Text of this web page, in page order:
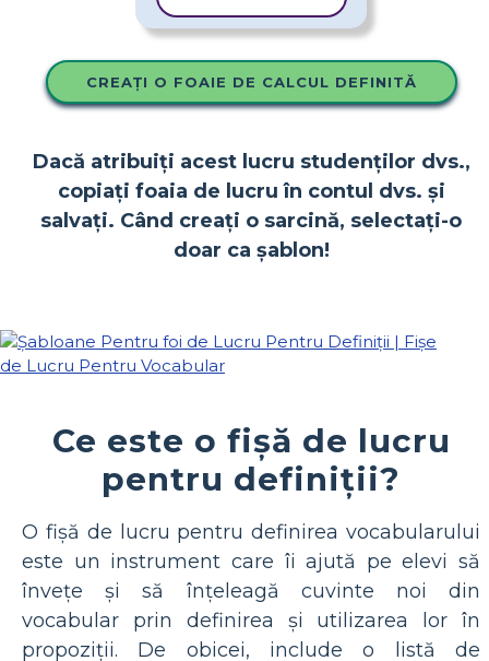
CREAȚI O FOAIE DE CALCUL DEFINITĂ
Dacă atribuiți acest lucru studenților dvs.,
copiați foaia de lucru în contul dvs. și
salvați. Când creați o sarcină, selectați-o
doar ca șablon!
Ce este o fișă de lucru
pentru definiții?
O fișă de lucru pentru definirea vocabularului
este un instrument care îi ajută pe elevi să
învețe și să înțeleagă cuvinte noi din
vocabular prin definirea și utilizarea lor în
propoziții. De obicei, include o listă de